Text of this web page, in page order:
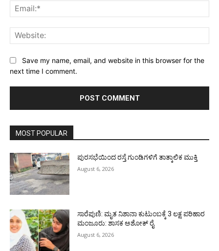
Save my name, email, and website in this browser for the
next time I comment.
MOST POPULAR
ಪುರಸಭೆಯಿಂದ ರಸ್ತೆ ಗುಂಡಿಗಳಿಗೆ ತಾತ್ಕಾಲಿಕ ಮುಕ್ತಿ
August 6, 2026
ಸಾರೆಪುಣಿ: ಮೃತ ನಿಶಾನಾ ಕುಟುಂಬಕ್ಕೆ 3 ಲಕ್ಷ ಪರಿಹಾರ
ಮಂಜೂರು: ಶಾಸಕ ಅಶೋಕ್ ರೈ
August 6, 2026